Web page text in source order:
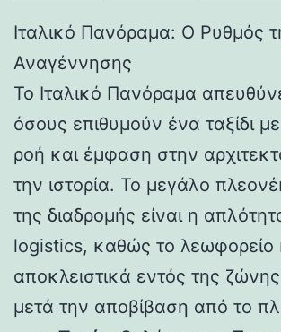
Ιταλικό Πανόραμα: Ο Ρυθμός
Αναγέννησης
Το Ιταλικό Πανόραμα
όσους επιθυμούν ένα ταξίδι
ροή και έμφαση στην
την ιστορία. Το μεγάλο
της διαδρομής είναι η
logistics, καθώς το λεωφορείο
αποκλειστικά εντός της
μετά την αποβίβαση από το